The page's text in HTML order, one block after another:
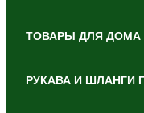
ТОВАРЫ ДЛЯ ДОМА
РУКАВА И